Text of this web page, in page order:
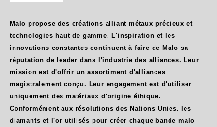
Malo propose des créations alliant métaux précieux et
technologies haut de gamme. L'inspiration et les
innovations constantes continuent à faire de Malo sa
réputation de leader dans l'industrie des alliances. Leur
mission est d'offrir un assortiment d'alliances
magistralement conçu. Leur engagement est d'utiliser
uniquement des matériaux d'origine éthique.
Conformément aux résolutions des Nations Unies, les
diamants et l'or utilisés pour créer chaque bande malo